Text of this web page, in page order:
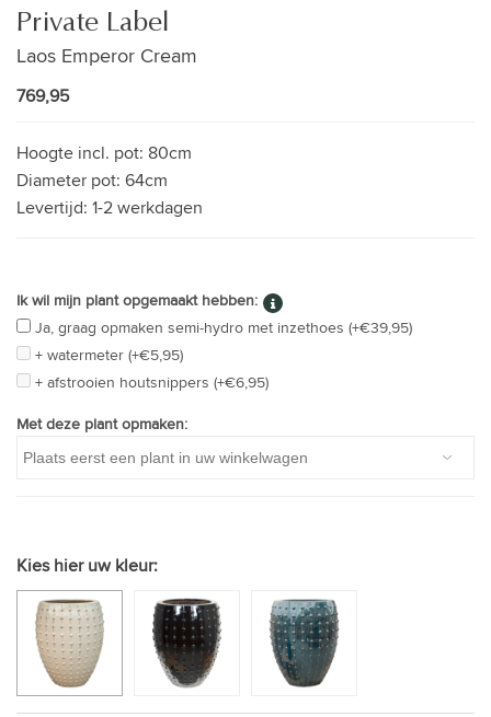
Private Label
Laos Emperor Cream
769,95
Hoogte incl. pot: 80cm
Diameter pot: 64cm
Levertijd: 1-2 werkdagen
Ik wil mijn plant opgemaakt hebben:
Ja, graag opmaken semi-hydro met inzethoes (+€39,95)
+ watermeter (+€5,95)
+ afstrooien houtsnippers (+€6,95)
Met deze plant opmaken:
Kies hier uw kleur: